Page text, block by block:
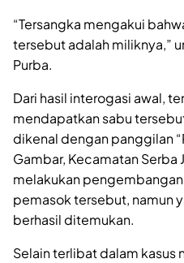
“Tersangka mengakui
tersebut adalah miliknya,”
Purba.
Dari hasil interogasi awal,
mendapatkan sabu
dikenal dengan panggilan
Gambar, Kecamatan Serba
melakukan
pemasok tersebut, namun
berhasil ditemukan.
Selain terlibat dalam kasus